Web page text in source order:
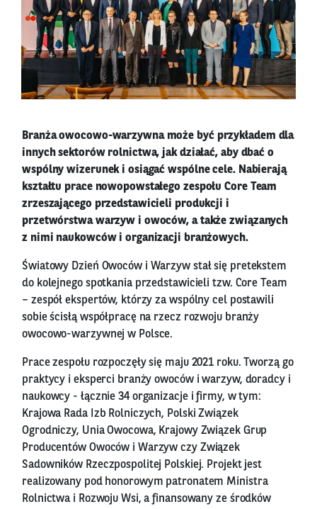
Branża owocowo-warzywna może być przykładem dla
innych sektorów rolnictwa, jak działać, aby dbać o
wspólny wizerunek i osiągać wspólne cele. Nabierają
kształtu prace nowopowstałego zespołu Core Team
zrzeszającego przedstawicieli produkcji i
przetwórstwa warzyw i owoców, a także związanych
z nimi naukowców i organizacji branżowych.
Światowy Dzień Owoców i Warzyw stał się pretekstem
do kolejnego spotkania przedstawicieli tzw. Core Team
– zespół ekspertów, którzy za wspólny cel postawili
sobie ścisłą współpracę na rzecz rozwoju branży
owocowo-warzywnej w Polsce.
Prace zespołu rozpoczęły się maju 2021 roku. Tworzą go
praktycy i eksperci branży owoców i warzyw, doradcy i
naukowcy - łącznie 34 organizacje i firmy, w tym:
Krajowa Rada Izb Rolniczych, Polski Związek
Ogrodniczy, Unia Owocowa, Krajowy Związek Grup
Producentów Owoców i Warzyw czy Związek
Sadowników Rzeczpospolitej Polskiej. Projekt jest
realizowany pod honorowym patronatem Ministra
Rolnictwa i Rozwoju Wsi, a finansowany ze środków